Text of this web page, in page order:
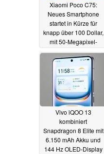
Xiaomi Poco C75:
Neues Smartphone
startet in Kürze für
knapp über 100 Dollar,
mit 50-Megapixel-
Hauptkamera23.10.2024
Vivo iQOO 13
kombiniert
Snapdragon 8 Elite mit
6.150 mAh Akku und
144 Hz OLED-Display